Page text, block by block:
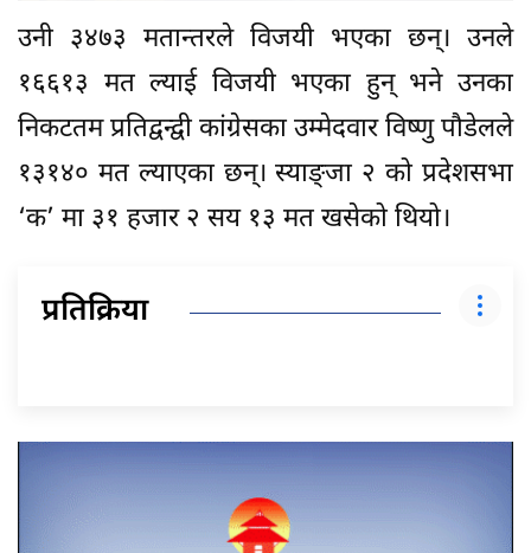
उनी ३४७३ मतान्तरले विजयी भएका छन्। उनले
१६६१३ मत ल्याई विजयी भएका हुन् भने उनका
निकटतम प्रतिद्वन्द्वी कांग्रेसका उम्मेदवार विष्णु पौडेलले
१३१४० मत ल्याएका छन्। स्याङ्जा २ को प्रदेशसभा
‘क’ मा ३१ हजार २ सय १३ मत खसेको थियो।
प्रतिक्रिया